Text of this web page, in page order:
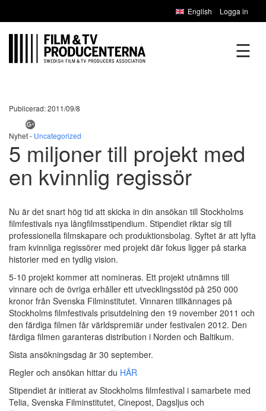
English Logga in
☰
Publicerad: 2011/09/8
Nyhet - Uncategorized
5 miljoner till projekt med
en kvinnlig regissör
Nu är det snart hög tid att skicka in din ansökan till Stockholms
filmfestivals nya långfilmsstipendium. Stipendiet riktar sig till
professionella filmskapare och produktionsbolag. Syftet är att lyfta
fram kvinnliga regissörer med projekt där fokus ligger på starka
historier med en tydlig vision.
5-10 projekt kommer att nomineras. Ett projekt utnämns till
vinnare och de övriga erhåller ett utvecklingsstöd på 250 000
kronor från Svenska Filminstitutet. Vinnaren tillkännages på
Stockholms filmfestivals prisutdelning den 19 november 2011 och
den färdiga filmen får världspremiär under festivalen 2012. Den
färdiga filmen garanteras distribution i Norden och Baltikum.
Sista ansökningsdag är 30 september.
Regler och ansökan hittar du HÄR
Stipendiet är initierat av Stockholms filmfestival i samarbete med
Telia, Svenska Filminstitutet, Cinepost, Dagsljus och